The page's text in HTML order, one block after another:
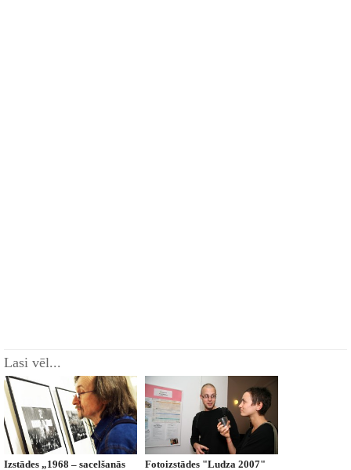
Lasi vēl...
Izstādes „1968 – sacelšanās Fotoizstādes "Ludza 2007"